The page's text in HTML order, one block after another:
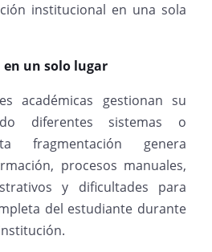
institucional en una sola
un solo lugar
académicas gestionan su
diferentes sistemas o
fragmentación genera
procesos manuales,
y dificultades para
del estudiante durante